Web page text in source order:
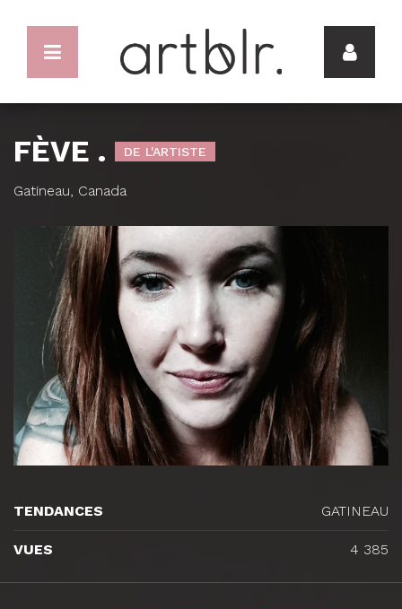
FÈVE . DE L'ARTISTE
Gatineau, Canada
TENDANCES GATINEAU
VUES 4 385